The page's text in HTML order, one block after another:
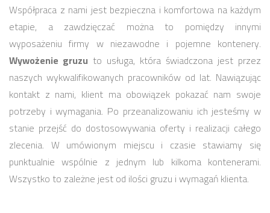
Współpraca z nami jest bezpieczna i komfortowa na każdym
etapie, a zawdzięczać można to pomiędzy innymi
wyposażeniu firmy w niezawodne i pojemne kontenery.
Wywożenie gruzu to usługa, która świadczona jest przez
naszych wykwalifikowanych pracowników od lat. Nawiązując
kontakt z nami, klient ma obowiązek pokazać nam swoje
potrzeby i wymagania. Po przeanalizowaniu ich jesteśmy w
stanie przejść do dostosowywania oferty i realizacji całego
zlecenia. W umówionym miejscu i czasie stawiamy się
punktualnie wspólnie z jednym lub kilkoma kontenerami.
Wszystko to zależne jest od ilości gruzu i wymagań klienta.